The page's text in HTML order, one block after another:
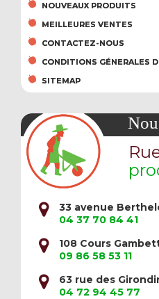
NOUVEAUX PRODUITS
MEILLEURES VENTES
CONTACTEZ-NOUS
CONDITIONS GÉNERALES
SITEMAP
33 avenue
04 37 70 84 41
108 Cours
09 86 58 53 11
63 rue des
04 72 94 45 77